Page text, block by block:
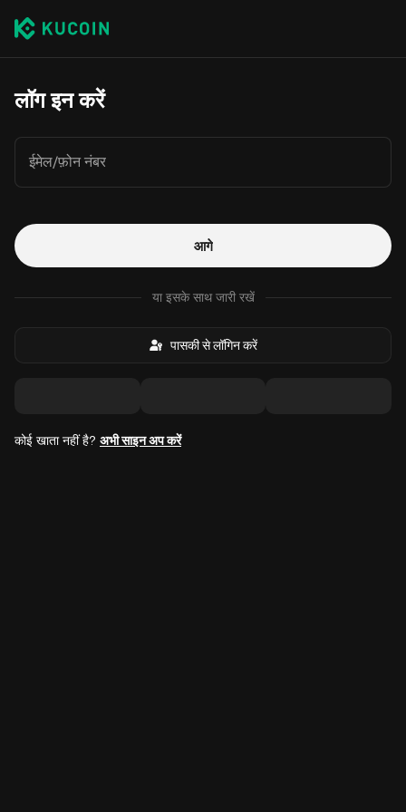
लॉग इन करें
ईमेल/फ़ोन नंबर
आगे
या इसके साथ जारी रखें
पासकी से लॉगिन करें
कोई खाता नहीं है? अभी साइन अप करें